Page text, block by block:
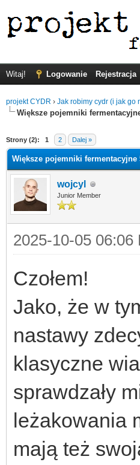
Witaj! Logowanie Rejestracja
projekt CYDR › Jak robimy cydr (i jak go
Większe pojemniki
Strony (2): 1 2 Dalej »
Większe pojemniki fermentacyjne
wojcyl
Junior Member
2025-10-05 06:06
Czołem!
Jako, że w
nastawy
klasyczne
sprawdzały
leżakowania
mają też